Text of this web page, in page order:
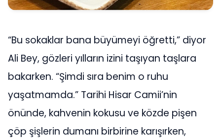
“Bu sokaklar bana büyümeyi öğretti,” diyor
Ali Bey, gözleri yılların izini taşıyan taşlara
bakarken. “Şimdi sıra benim o ruhu
yaşatmamda.” Tarihi Hisar Camii’nin
önünde, kahvenin kokusu ve közde pişen
çöp şişlerin dumanı birbirine karışırken,